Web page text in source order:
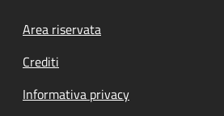
Footer menu
Area riservata
Crediti
Informativa privacy